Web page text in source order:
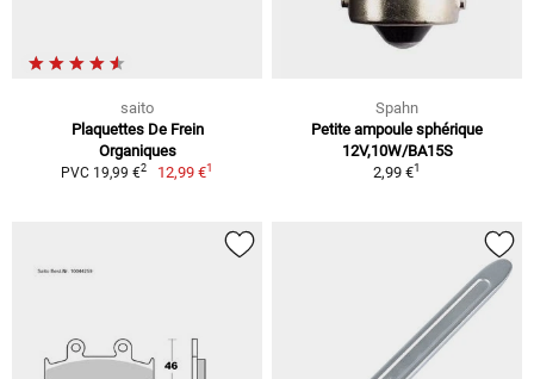
saito
Plaquettes De Frein
Organiques
PVC 19,99 €2 12,99 €1
Spahn
Petite ampoule sphérique
12V,10W/BA15S
2,99 €1